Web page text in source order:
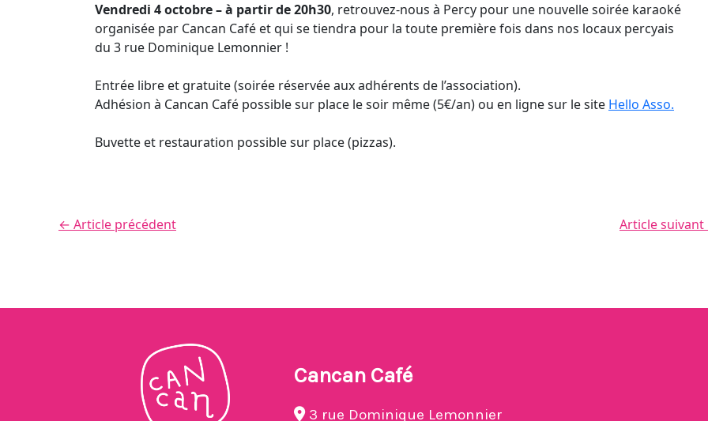
Vendredi 4 octobre – à partir de 20h30, retrouvez-nous à Percy pour une nouvelle soirée karaoké
organisée par Cancan Café et qui se tiendra pour la toute première fois dans nos locaux percyais
du 3 rue Dominique Lemonnier !
Entrée libre et gratuite (soirée réservée aux adhérents de l’association).
Adhésion à Cancan Café possible sur place le soir même (5€/an) ou en ligne sur le site Hello Asso.
Buvette et restauration possible sur place (pizzas).
← Article précédent Article suivant
Cancan Café
3 rue Dominique Lemonnier